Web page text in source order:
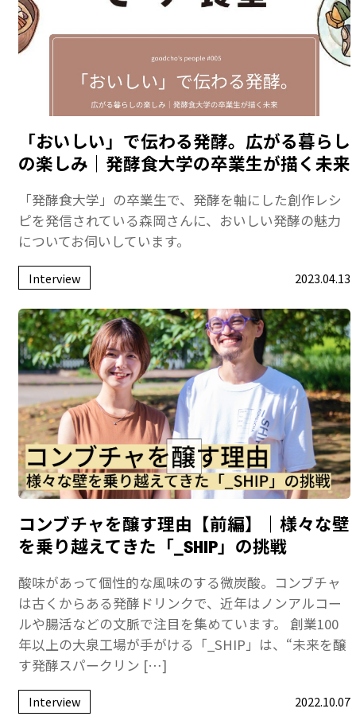
「おいしい」で伝わる発酵。広がる暮らし
の楽しみ｜発酵食大学の卒業生が描く未来
「発酵食大学」の卒業生で、発酵を軸にした創作レシ
ピを発信されている森岡さんに、おいしい発酵の魅力
についてお伺いしています。
Interview 2023.04.13
コンブチャを醸す理由【前編】｜様々な壁
を乗り越えてきた「_SHIP」の挑戦
酸味があって個性的な風味のする微炭酸。コンブチャ
は古くからある発酵ドリンクで、近年はノンアルコー
ルや腸活などの文脈で注目を集めています。 創業100
年以上の大泉工場が手がける「_SHIP」は、“未来を醸
す発酵スパークリン […]
Interview 2022.10.07